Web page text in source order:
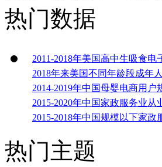
热门数据
2011-2018年美国高中生吸食电
2018年来美国不同年龄段成年
2014-2019年中国母婴电商用户
2015-2020年中国家政服务业从
2015-2018年中国规模以下家政
热门主题